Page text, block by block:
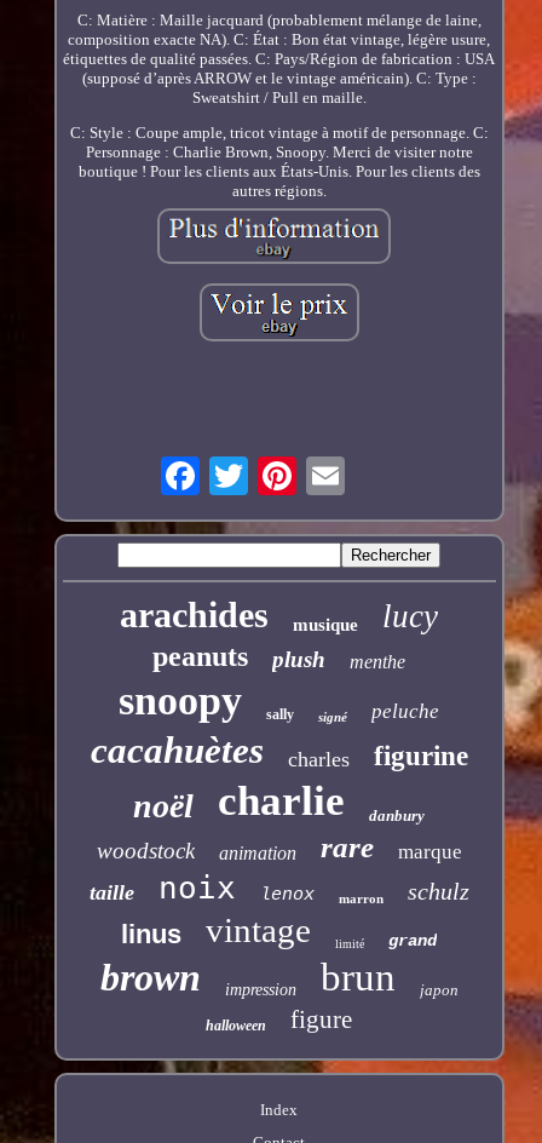
C: Matière : Maille jacquard (probablement mélange de laine,
composition exacte NA). C: État : Bon état vintage, légère usure,
étiquettes de qualité passées. C: Pays/Région de fabrication : USA
(supposé d’après ARROW et le vintage américain). C: Type :
Sweatshirt / Pull en maille.
C: Style : Coupe ample, tricot vintage à motif de personnage. C:
Personnage : Charlie Brown, Snoopy. Merci de visiter notre
boutique ! Pour les clients aux États-Unis. Pour les clients des
autres régions.
arachides musique lucy
peanuts plush menthe
snoopy sally signé peluche
cacahuètes charles figurine
noël charlie danbury
woodstock animation rare marque
taille noix lenox marron schulz
linus vintage limité grand
brown impression brun japon
halloween figure
Index